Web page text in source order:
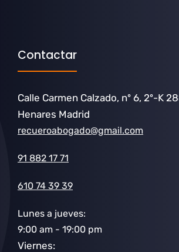
Contactar
Calle Carmen Calzado, nº 6, 2º-K
Henares Madrid
recueroabogado@gmail.com
91 882 17 71
610 74 39 39
Lunes a jueves:
9:00 am - 19:00 pm
Viernes: